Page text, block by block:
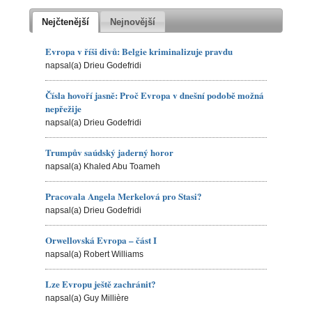
Nejčtenější Nejnovější
Evropa v říši divů: Belgie kriminalizuje pravdu
napsal(a) Drieu Godefridi
Čísla hovoří jasně: Proč Evropa v dnešní podobě možná
nepřežije
napsal(a) Drieu Godefridi
Trumpův saúdský jaderný horor
napsal(a) Khaled Abu Toameh
Pracovala Angela Merkelová pro Stasi?
napsal(a) Drieu Godefridi
Orwellovská Evropa – část I
napsal(a) Robert Williams
Lze Evropu ještě zachránit?
napsal(a) Guy Millière